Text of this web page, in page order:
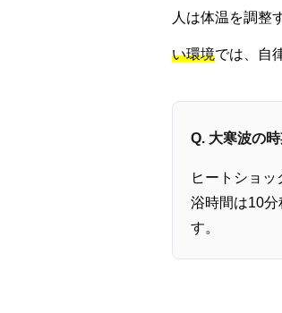
人は体温を調整
い環境では、自
Q. 大寒波の
ヒートショ
浴時間は10
す。